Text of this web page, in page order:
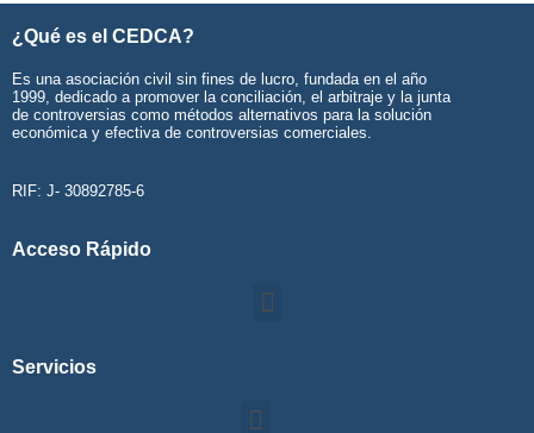
¿Qué es el CEDCA?
Es una asociación civil sin fines de lucro, fundada en el año
1999, dedicado a promover la conciliación, el arbitraje y la junta
de controversias como métodos alternativos para la solución
económica y efectiva de controversias comerciales.
RIF: J- 30892785-6
Acceso Rápido
Servicios